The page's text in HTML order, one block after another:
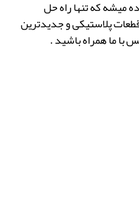
میشه که تنها راه حل
پلاستیکی و جدیدترین
ما همراه باشید .